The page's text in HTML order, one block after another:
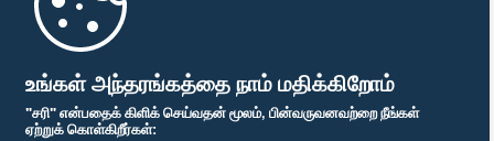
உங்கள் அந்தரங்கத்தை நாம் மதிக்கிறோம்
"சரி" என்பதைக் கிளிக் செய்வதன் மூலம், பின்வருவனவற்றை நீங்கள்
ஏற்றுக் கொள்கிறீர்கள்:
பாராளுமன்ற கையடக்க செயலி